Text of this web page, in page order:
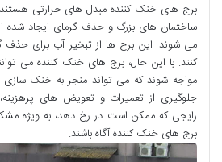
برج های خنک کننده مبدل های حرارتی
ساختمان های بزرگ و حذف گرمای ایجاد شده
می شوند. این برج ها از تبخیر آب برای حذف
کنند. با این حال، برج های خنک کننده می
مواجه شوند که می تواند منجر به خنک سازی
جلوگیری از تعمیرات و تعویض های
رایجی که ممکن است در رخ دهد، به ویژه
برج های خنک کننده آگاه باشند.